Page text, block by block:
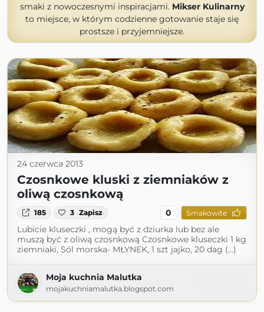
smaki z nowoczesnymi inspiracjami. Mikser Kulinarny
to miejsce, w którym codzienne gotowanie staje się
prostsze i przyjemniejsze.
24 czerwca 2013
Czosnkowe kluski z ziemniaków z
oliwą czosnkową
185 3 Zapisz 0 Smakowite
Lubicie kluseczki , mogą być z dziurka lub bez ale
muszą być z oliwą czosnkową Czosnkowe kluseczki 1 kg
ziemniaki, Sól morska- MŁYNEK, 1 szt jajko, 20 dag (...)
Moja kuchnia Malutka
mojakuchniamalutka.blogspot.com